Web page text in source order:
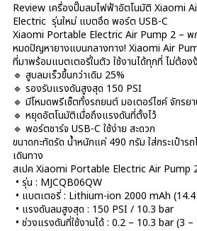
Review เครื่องปั๊มลมไฟฟ้าอัตโนมัติ Xiaomi
Electric รุ่นใหม่ แบตอึด พอร์ต USB-C
Xiaomi Portable Electric Air Pump 2 – พก
หมดปัญหายางแบนกลางทาง! Xiaomi Air
ที่มาพร้อมแบตเตอรี่ในตัว ใช้งานได้ทุกที่ ไม่ต้อง
🔹 สูบลมเร็วขึ้นกว่าเดิม 25%
🔹 รองรับแรงดันสูงสุด 150 PSI
🔹 มีโหมดพรีเซ็ตทั้งรถยนต์ มอเตอร์ไซค์ จักรย
🔹 หยุดอัตโนมัติเมื่อถึงแรงดันที่ตั้งไว้
🔹 พอร์ตชาร์จ USB-C ใช้ง่าย สะดวก
ขนาดกะทัดรัด น้ำหนักแค่ 490 กรัม ใส่กระเป๋าร
เดินทาง
สเปค Xiaomi Portable Electric Air Pump
• รุ่น : MJCQB06QW
• แบตเตอรี่ : Lithium-ion 2000 mAh
• แรงดันลมสูงสุด : 150 PSI / 10.3 bar
• ช่วงแรงดันที่ใช้งานได้ : 0.2 – 10.3 bar (3